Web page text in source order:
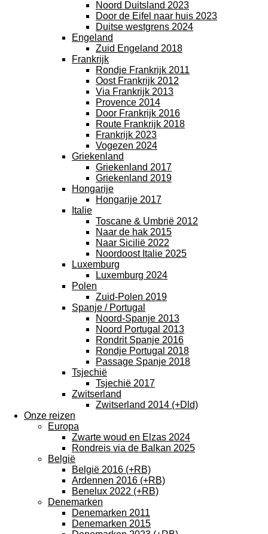
Noord Duitsland 2023
Door de Eifel naar huis 2023
Duitse westgrens 2024
Engeland
Zuid Engeland 2018
Frankrijk
Rondje Frankrijk 2011
Oost Frankrijk 2012
Via Frankrijk 2013
Provence 2014
Door Frankrijk 2016
Route Frankrijk 2018
Frankrijk 2023
Vogezen 2024
Griekenland
Griekenland 2017
Griekenland 2019
Hongarije
Hongarije 2017
Italie
Toscane & Umbrië 2012
Naar de hak 2015
Naar Sicilië 2022
Noordoost Italie 2025
Luxemburg
Luxemburg 2024
Polen
Zuid-Polen 2019
Spanje / Portugal
Noord-Spanje 2013
Noord Portugal 2013
Rondrit Spanje 2016
Rondje Portugal 2018
Passage Spanje 2018
Tsjechië
Tsjechië 2017
Zwitserland
Zwitserland 2014 (+Dld)
Onze reizen
Europa
Zwarte woud en Elzas 2024
Rondreis via de Balkan 2025
België
België 2016 (+RB)
Ardennen 2016 (+RB)
Benelux 2022 (+RB)
Denemarken
Denemarken 2011
Denemarken 2015